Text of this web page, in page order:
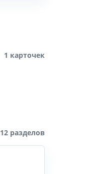
1 карточек
12 разделов